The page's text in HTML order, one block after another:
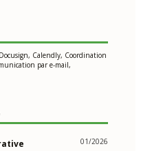
Calendly, Coordination
par e-mail,
01/2026